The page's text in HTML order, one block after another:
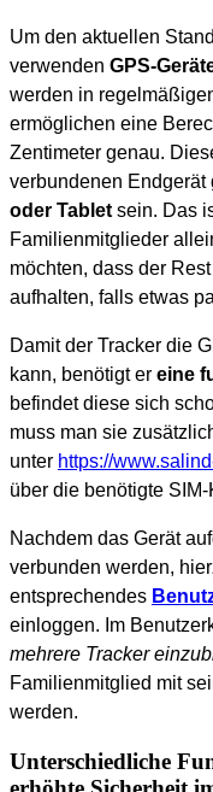
Um den aktuellen
verwenden GPS-
werden in
ermöglichen eine
Zentimeter genau.
verbundenen Endgerät
oder Tablet sein. Das
Familienmitglieder
möchten, dass der
aufhalten, falls etwas
Damit der Tracker die
kann, benötigt er eine
befindet diese sich
muss man sie
unter https://
über die benötigte SIM-
Nachdem das Gerät
verbunden werden,
entsprechendes
einloggen. Im
mehrere Tracker
Familienmitglied mit
werden.
Unterschiedliche